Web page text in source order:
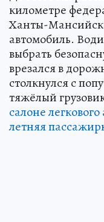
километре
Ханты-Мансийск
автомобиль.
выбрать
врезался в
столкнулся с
тяжёлый
салоне
летняя